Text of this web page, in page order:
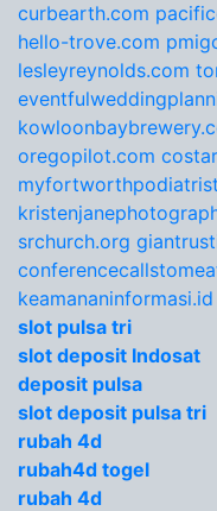
curbearth.com
hello-trove.com
lesleyreynolds.com
oregopilot.com
srchurch.org
keamananinformasi.id
slot pulsa tri
slot deposit Indosat
deposit pulsa
slot deposit pulsa tri
rubah 4d
rubah4d togel
rubah 4d